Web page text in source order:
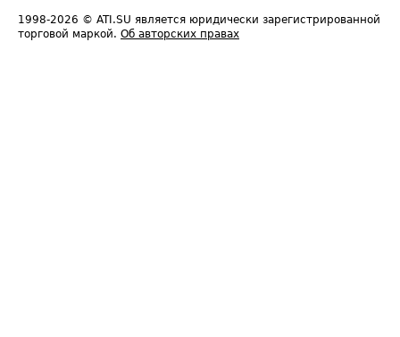
1998-2026 © ATI.SU является юридически зарегистрированной
торговой маркой. Об авторских правах